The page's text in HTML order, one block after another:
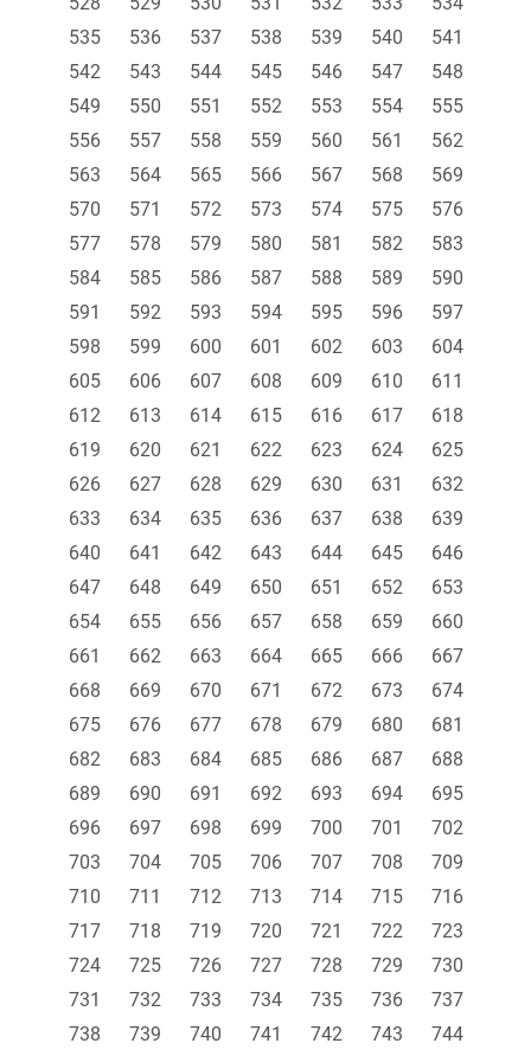
535
536 537 538 539 540
541
542
543 544 545 546 547
548
549
550 551 552 553 554
555
556
557 558 559 560 561
562
563
564 565 566 567 568
569
570
571 572 573 574 575
576
577
578 579 580 581 582
583
584
585 586 587 588 589
590
591
592 593 594 595 596
597
598
599 600 601 602 603
604
605
606 607 608 609 610
611
612
613 614 615 616 617
618
619
620 621 622 623 624
625
626
627 628 629 630 631
632
633
634 635 636 637 638
639
640
641 642 643 644 645
646
647
648 649 650 651 652
653
654
655 656 657 658 659
660
661
662 663 664 665 666
667
668
669 670 671 672 673
674
675
676 677 678 679 680
681
682
683 684 685 686 687
688
689
690 691 692 693 694
695
696
697 698 699 700 701
702
703
704 705 706 707 708
709
710
711 712 713 714 715
716
717
718 719 720 721 722
723
724
725 726 727 728 729
730
731
732 733 734 735 736
737
738
739 740 741 742 743
744